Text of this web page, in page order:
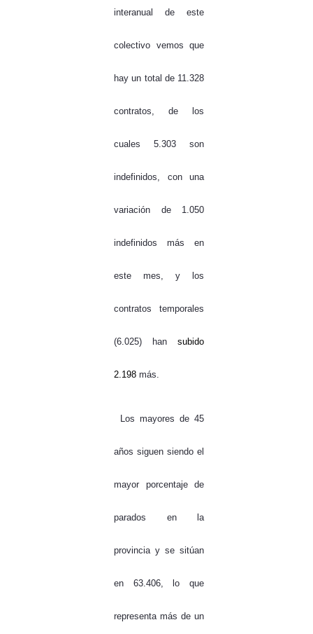
interanual de este
colectivo vemos que
hay un total de 11.328
contratos, de los
cuales 5.303 son
indefinidos, con una
variación de 1.050
indefinidos más en
este mes, y los
contratos temporales
(6.025) han subido
2.198 más.
Los mayores de 45
años siguen siendo el
mayor porcentaje de
parados en la
provincia y se sitúan
en 63.406, lo que
representa más de un